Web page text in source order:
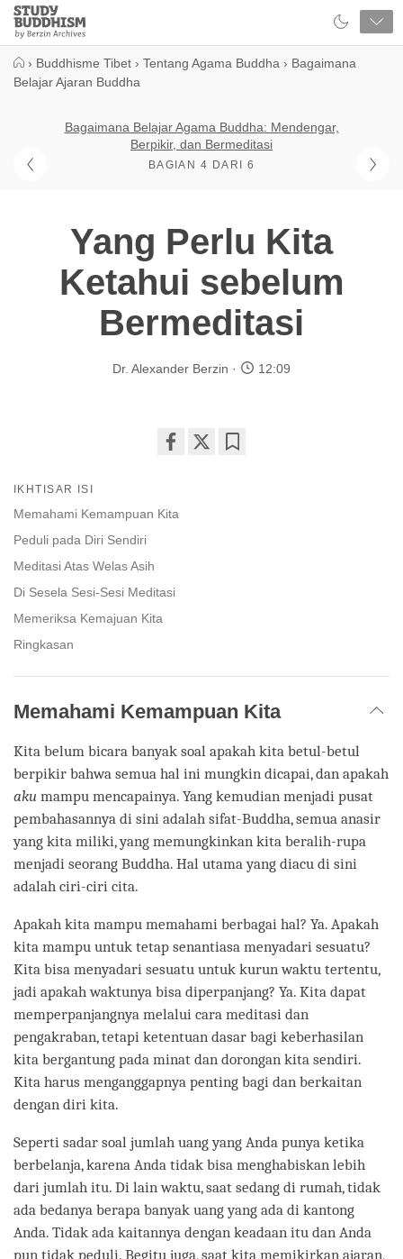
Close
Study
Buddhism
› Buddhisme Tibet › Tentang Agama Buddha › Bagaimana
Belajar Ajaran Buddha
Bagaimana Belajar Agama Buddha: Mendengar,
Berpikir, dan Bermeditasi
BAGIAN 4 DARI 6
Yang Perlu Kita
Ketahui sebelum
Bermeditasi
Dr. Alexander Berzin 12:09
facebook
IKHTISAR ISI
Memahami Kemampuan Kita
Peduli pada Diri Sendiri
Meditasi Atas Welas Asih
Di Sesela Sesi-Sesi Meditasi
Memeriksa Kemajuan Kita
Ringkasan
Memahami Kemampuan Kita
Kita belum bicara banyak soal apakah kita betul-betul
berpikir bahwa semua hal ini mungkin dicapai, dan apakah
aku mampu mencapainya. Yang kemudian menjadi pusat
pembahasannya di sini adalah sifat-Buddha, semua anasir
yang kita miliki, yang memungkinkan kita beralih-rupa
menjadi seorang Buddha. Hal utama yang diacu di sini
adalah ciri-ciri cita.
Apakah kita mampu memahami berbagai hal? Ya. Apakah
kita mampu untuk tetap senantiasa menyadari sesuatu?
Kita bisa menyadari sesuatu untuk kurun waktu tertentu,
jadi apakah waktunya bisa diperpanjang? Ya. Kita dapat
memperpanjangnya melalui cara meditasi dan
pengakraban, tetapi ketentuan dasar bagi keberhasilan
kita bergantung pada minat dan dorongan kita sendiri.
Kita harus menganggapnya penting bagi dan berkaitan
dengan diri kita.
Seperti sadar soal jumlah uang yang Anda punya ketika
berbelanja, karena Anda tidak bisa menghabiskan lebih
dari jumlah itu. Di lain waktu, saat sedang di rumah, tidak
ada bedanya berapa banyak uang yang ada di kantong
Anda. Tidak ada kaitannya dengan keadaan itu dan Anda
pun tidak peduli. Begitu juga, saat kita memikirkan ajaran,